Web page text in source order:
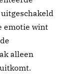
emotie wint
alleen